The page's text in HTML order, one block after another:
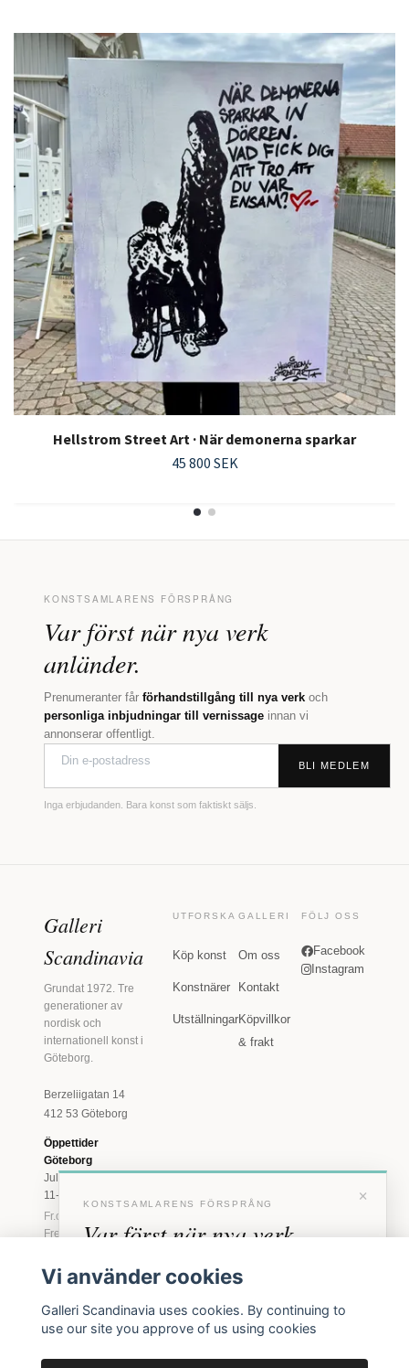
Hellstrom Street Art · När demonerna sparkar
45 800 SEK
KONSTSAMLARENS FÖRSPRÅNG
Var först när nya verk
anländer.
Prenumeranter får förhandstillgång till nya verk och
personliga inbjudningar till vernissage innan vi
annonserar offentligt.
BLI MEDLEM
Inga erbjudanden. Bara konst som faktiskt säljs.
Galleri
Scandinavia
Grundat 1972. Tre
generationer av
nordisk och
internationell konst i
Göteborg.
Berzeliigatan 14
412 53 Göteborg
Öppettider
Göteborg
Juli: Tis 11-18 · Lör
11-16
Fr.o.m. augusti: Tis-
Fre 11-18 · Lör 11-
Marstrand
2026
Tis-Fre 11-18 ·
UTFORSKA
Köp konst
Konstnärer
Utställningar
GALLERI
Om oss
Kontakt
Köpvillkor
& frakt
FÖLJ OSS
Facebook
Instagram
×
KONSTSAMLARENS FÖRSPRÅNG
Var först när nya verk
anländer
inbjudningar till vernissage, innan vi annonserar
offentligt.
Vi använder cookies
Galleri Scandinavia uses cookies. By continuing to
use our site you approve of us using cookies